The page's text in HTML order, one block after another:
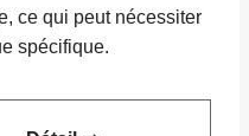
ce qui peut nécessiter
spécifique.